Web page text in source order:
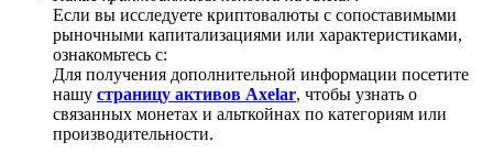
Exclusive for BitMart Users
Register & Trade to Win 500,000 USDT
Precious Metals Trading Carnival
Если вы исследуете криптовалюты с сопоставимыми
рыночными капитализациями или характеристиками,
ознакомьтесь с:
Для получения дополнительной информации посетите
нашу страницу активов Axelar, чтобы узнать о
связанных монетах и альткойнах по категориям или
производительности.